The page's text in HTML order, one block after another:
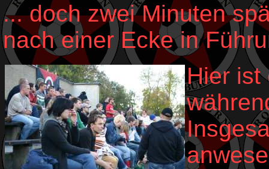
... doch zwei Minuten
nach einer Ecke in
Hier ist